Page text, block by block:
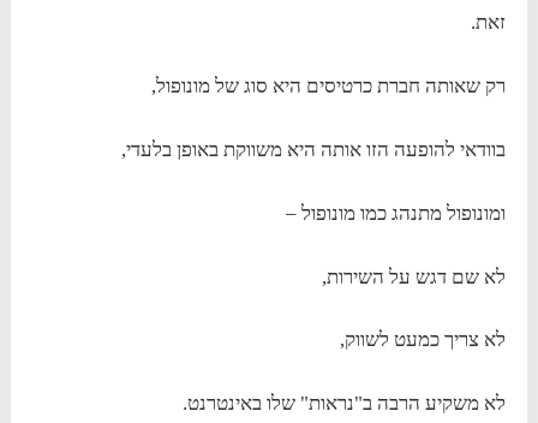
זאת.
רק שאותה חברת כרטיסים היא סוג של מונופול,
בוודאי להופעה הזו אותה היא משווקת באופן בלעדי,
ומונופול מתנהג כמו מונופול –
לא שם דגש על השירות,
לא צריך כמעט לשווק,
לא משקיע הרבה ב"נראות" שלו באינטרנט.